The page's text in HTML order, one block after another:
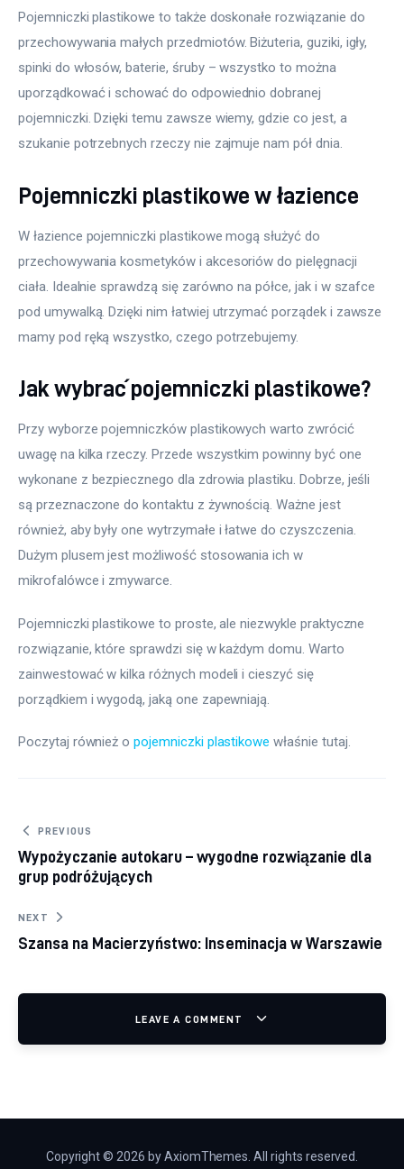
Pojemniczki plastikowe to także doskonałe rozwiązanie do
przechowywania małych przedmiotów. Biżuteria, guziki, igły,
spinki do włosów, baterie, śruby – wszystko to można
uporządkować i schować do odpowiednio dobranej
pojemniczki. Dzięki temu zawsze wiemy, gdzie co jest, a
szukanie potrzebnych rzeczy nie zajmuje nam pół dnia.
Pojemniczki plastikowe w łazience
W łazience pojemniczki plastikowe mogą służyć do
przechowywania kosmetyków i akcesoriów do pielęgnacji
ciała. Idealnie sprawdzą się zarówno na półce, jak i w szafce
pod umywalką. Dzięki nim łatwiej utrzymać porządek i zawsze
mamy pod ręką wszystko, czego potrzebujemy.
Jak wybrać pojemniczki plastikowe?
Przy wyborze pojemniczków plastikowych warto zwrócić
uwagę na kilka rzeczy. Przede wszystkim powinny być one
wykonane z bezpiecznego dla zdrowia plastiku. Dobrze, jeśli
są przeznaczone do kontaktu z żywnością. Ważne jest
również, aby były one wytrzymałe i łatwe do czyszczenia.
Dużym plusem jest możliwość stosowania ich w
mikrofalówce i zmywarce.
Pojemniczki plastikowe to proste, ale niezwykle praktyczne
rozwiązanie, które sprawdzi się w każdym domu. Warto
zainwestować w kilka różnych modeli i cieszyć się
porządkiem i wygodą, jaką one zapewniają.
Poczytaj również o pojemniczki plastikowe właśnie tutaj.
Nawigacja wpisu
PREVIOUS
Wypożyczanie autokaru – wygodne rozwiązanie dla
grup podróżujących
NEXT
Szansa na Macierzyństwo: Inseminacja w Warszawie
LEAVE A COMMENT
Copyright © 2026 by AxiomThemes. All rights reserved.